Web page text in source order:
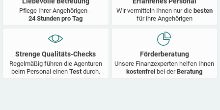
Pflege Ihrer Angehörigen -
24 Stunden pro Tag
Wir vermitteln Ihnen nur die besten
für ihre Angehörigen
Strenge Qualitäts-Checks
Regelmäßig führen die Agenturen
beim Personal einen Test durch.
Förderberatung
Unsere Finanzexperten helfen Ihnen
kostenfrei bei derBeratung